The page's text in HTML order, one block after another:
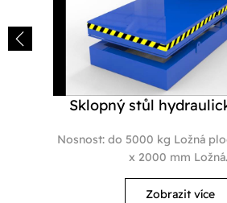
Sklopný stůl
Nosnost: do 5000 kg Ložná
x 2000 mm
Zobrazit více